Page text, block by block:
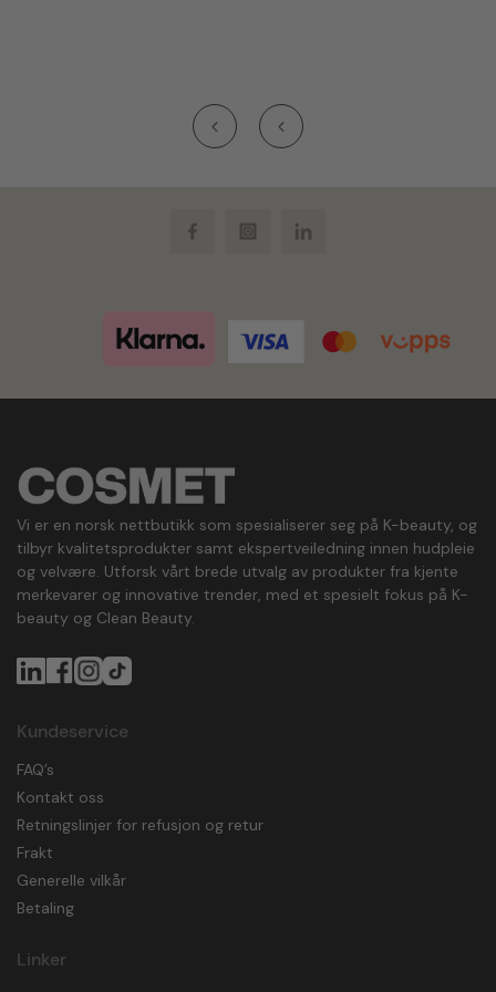
FacebookInstagramLinkedIn
Vi er en norsk nettbutikk som spesialiserer seg på K-beauty, og
tilbyr kvalitetsprodukter samt ekspertveiledning innen hudpleie
og velvære. Utforsk vårt brede utvalg av produkter fra kjente
merkevarer og innovative trender, med et spesielt fokus på K-
beauty og Clean Beauty.
Kundeservice
FAQ’s
Kontakt oss
Retningslinjer for refusjon og retur
Frakt
Generelle vilkår
Betaling
Linker